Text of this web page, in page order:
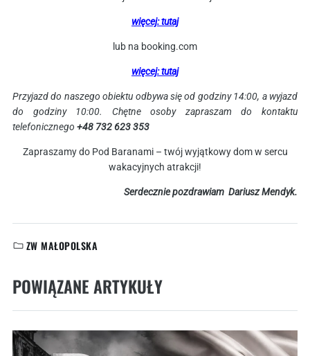
więcej: tutaj
lub na booking.com
więcej: tutaj
Przyjazd do naszego obiektu odbywa się od godziny 14:00, a wyjazd
do godziny 10:00. Chętne osoby zapraszam do kontaktu
telefonicznego +48 732 623 353
Zapraszamy do Pod Baranami – twój wyjątkowy dom w sercu
wakacyjnych atrakcji!
Serdecznie pozdrawiam Dariusz Mendyk.
KATEGORIE:
ZW MAŁOPOLSKA
POWIĄZANE ARTYKUŁY